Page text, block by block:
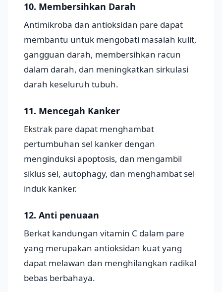
10. Membersihkan Darah
Antimikroba dan antioksidan pare dapat
membantu untuk mengobati masalah kulit,
gangguan darah, membersihkan racun
dalam darah, dan meningkatkan sirkulasi
darah keseluruh tubuh.
11. Mencegah Kanker
Ekstrak pare dapat menghambat
pertumbuhan sel kanker dengan
menginduksi apoptosis, dan mengambil
siklus sel, autophagy, dan menghambat sel
induk kanker.
12. Anti penuaan
Berkat kandungan vitamin C dalam pare
yang merupakan antioksidan kuat yang
dapat melawan dan menghilangkan radikal
bebas berbahaya.